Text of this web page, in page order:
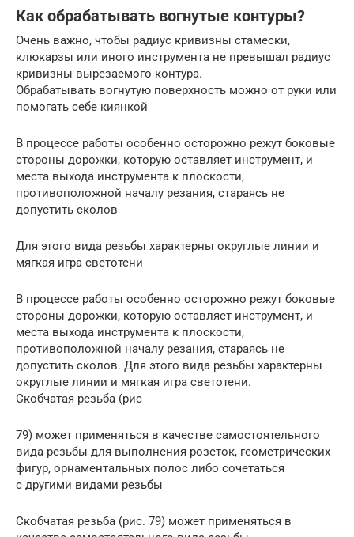
Как обрабатывать вогнутые контуры?
Очень важно, чтобы радиус кривизны стамески,
клюкарзы или иного инструмента не превышал радиус
кривизны вырезаемого контура.
Обрабатывать вогнутую поверхность можно от руки или
помогать себе киянкой
В процессе работы особенно осторожно режут боковые
стороны дорожки, которую оставляет инструмент, и
места выхода инструмента к плоскости,
противоположной началу резания, стараясь не
допустить сколов
Для этого вида резьбы характерны округлые линии и
мягкая игра светотени
В процессе работы особенно осторожно режут боковые
стороны дорожки, которую оставляет инструмент, и
места выхода инструмента к плоскости,
противоположной началу резания, стараясь не
допустить сколов. Для этого вида резьбы характерны
округлые линии и мягкая игра светотени.
Скобчатая резьба (рис
79) может применяться в качестве самостоятельного
вида резьбы для выполнения розеток, геометрических
фигур, орнаментальных полос либо сочетаться
с другими видами резьбы
Скобчатая резьба (рис. 79) может применяться в